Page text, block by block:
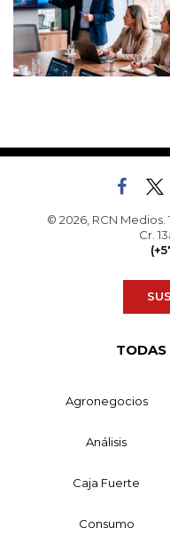
© 2026, RCN
Cr.
TODAS
Agronegocios
Análisis
Caja Fuerte
Consumo